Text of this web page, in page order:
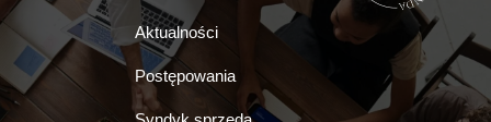
Aktualności
Postępowania